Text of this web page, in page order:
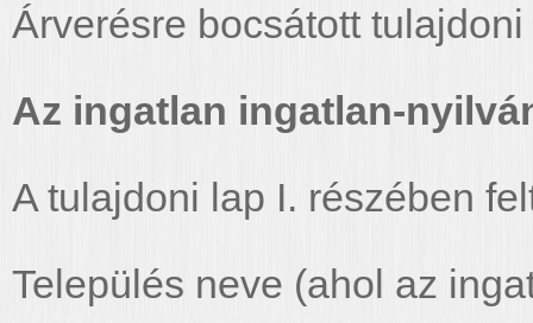
Árverésre bocsátott
Az ingatlan ingatlan-
A tulajdoni lap I. részében
Település neve (ahol az